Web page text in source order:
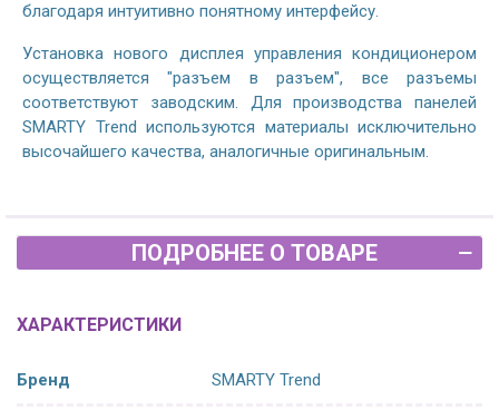
благодаря интуитивно понятному интерфейсу.
Установка нового дисплея управления кондиционером
осуществляется "разъем в разъем", все разъемы
соответствуют заводским. Для производства панелей
SMARTY Trend используются материалы исключительно
высочайшего качества, аналогичные оригинальным.
ПОДРОБНЕЕ О ТОВАРЕ
ХАРАКТЕРИСТИКИ
Бренд SMARTY Trend